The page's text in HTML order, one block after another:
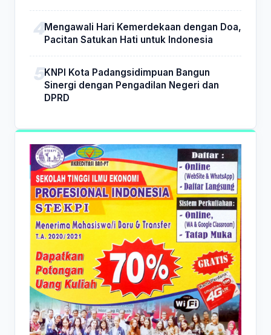
Mengawali Hari Kemerdekaan dengan Doa,
Pacitan Satukan Hati untuk Indonesia
KNPI Kota Padangsidimpuan Bangun
Sinergi dengan Pengadilan Negeri dan
DPRD